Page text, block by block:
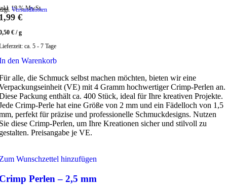
19 % MwSt.
Versandkosten
€
€ /g
ca. 5 - 7 Tage
den Warenkorb
alle, die Schmuck selbst machen möchten, bieten wir eine
(VE) mit 4 Gramm hochwertiger Crimp-Perlen an.
Packung enthält ca. 400 Stück, ideal für Ihre kreativen Projekte.
Crimp-Perle hat eine Größe von 2 mm und ein Fädelloch von 1,5
perfekt für präzise und professionelle Schmuckdesigns. Nutzen
diese Crimp-Perlen, um Ihre Kreationen sicher und stilvoll zu
Preisangabe je VE.
Wunschzettel hinzufügen
Perlen – 2,5 mm